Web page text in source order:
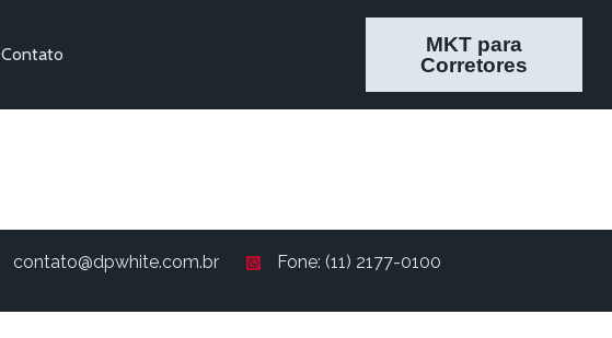
Contato
MKT para
Corretores
contato@dpwhite.com.br Fone: (11) 2177-0100